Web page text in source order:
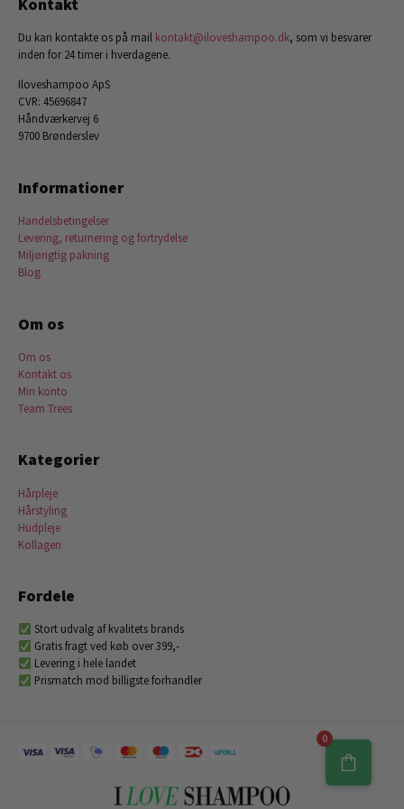
Kontakt
Du kan kontakte os på mail kontakt@iloveshampoo.dk, som vi besvarer
inden for 24 timer i hverdagene.
Iloveshampoo ApS
CVR: 45696847
Håndværkervej 6
9700 Brønderslev
Informationer
Handelsbetingelser
Levering, returnering og fortrydelse
Miljørigtig pakning
Blog
Om os
Om os
Kontakt os
Min konto
Team Trees
Kategorier
Hårpleje
Hårstyling
Hudpleje
Kollagen
Fordele
Stort udvalg af kvalitets brands
Gratis fragt ved køb over 399,-
Levering i hele landet
Prismatch mod billigste forhandler
0